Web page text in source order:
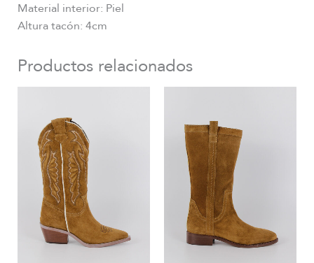
Material interior: Piel
Altura tacón: 4cm
Productos relacionados